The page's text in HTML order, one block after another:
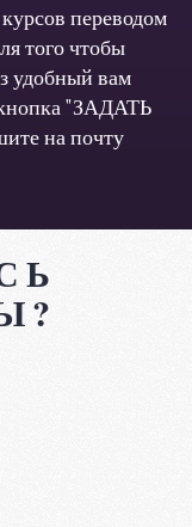
переводом
того чтобы
удобный вам
"ЗАДАТЬ
на почту